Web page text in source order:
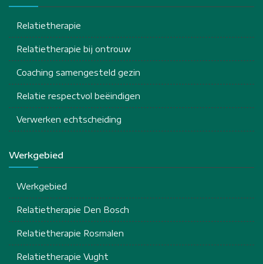
Relatietherapie
Relatietherapie bij ontrouw
Coaching samengesteld gezin
Relatie respectvol beëindigen
Verwerken echtscheiding
Werkgebied
Werkgebied
Relatietherapie Den Bosch
Relatietherapie Rosmalen
Relatietherapie Vught